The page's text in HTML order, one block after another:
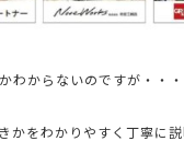
わからないのですが・・・
をわかりやすく丁寧に